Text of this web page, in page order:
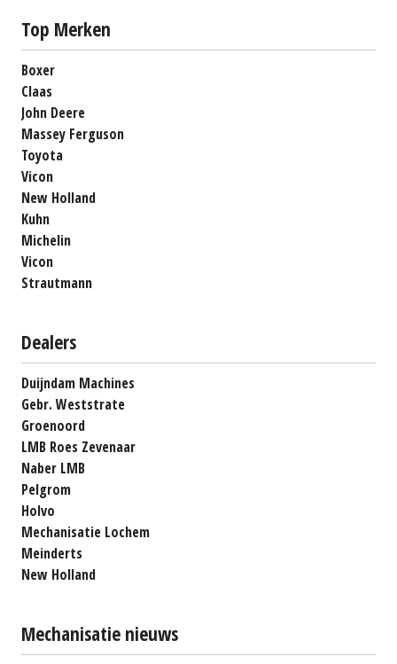
Top Merken
Boxer
Claas
John Deere
Massey Ferguson
Toyota
Vicon
New Holland
Kuhn
Michelin
Vicon
Strautmann
Dealers
Duijndam Machines
Gebr. Weststrate
Groenoord
LMB Roes Zevenaar
Naber LMB
Pelgrom
Holvo
Mechanisatie Lochem
Meinderts
New Holland
Mechanisatie nieuws